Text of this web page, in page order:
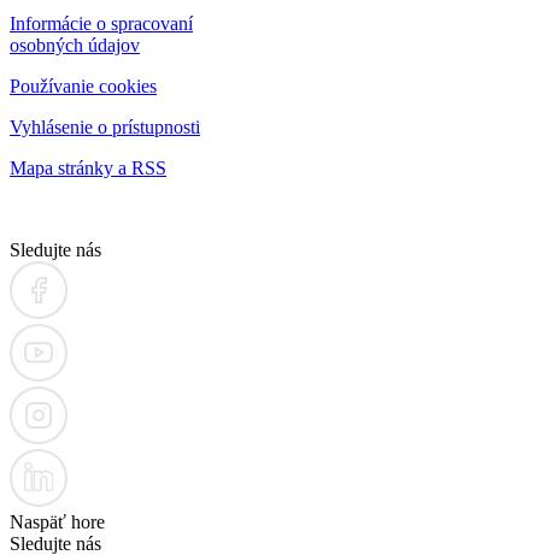
Informácie o spracovaní
osobných údajov
Používanie cookies
Vyhlásenie o prístupnosti
Mapa stránky a RSS
Sledujte nás
Naspäť hore
Sledujte nás